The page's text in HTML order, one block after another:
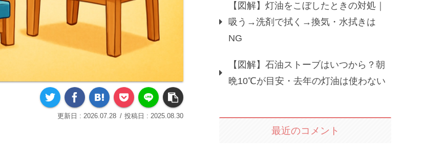
2026.07.28 2025.08.30
【図解】灯油をこぼしたときの対処｜
吸う→洗剤で拭く→換気・水拭きは
NG
【図解】石油ストーブはいつから？朝
晩10℃が目安・去年の灯油は使わない
最近のコメント